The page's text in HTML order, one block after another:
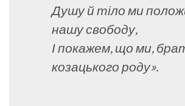
Душу й тіло ми
нашу свободу,
І покажем, що ми,
козацького роду».